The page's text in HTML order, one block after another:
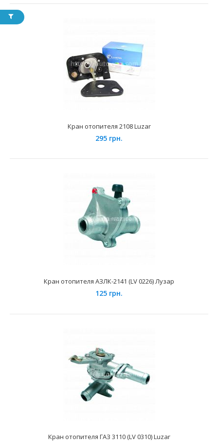
Кран отопителя 2101
230 грн.
Кран отопителя 2108 Luzar
295 грн.
Кран отопителя АЗЛК-2141 (LV 0226) Лузар
125 грн.
Кран отопителя ГАЗ 3110 (LV 0310) Luzar